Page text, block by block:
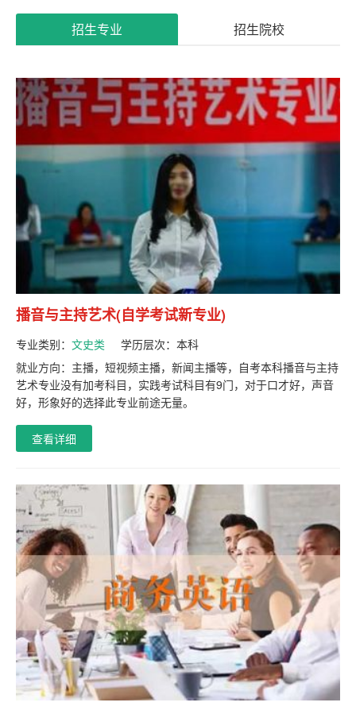
招生专业 招生院校
播音与主持艺术(自学考试新专业)
专业类别： 文史类 学历层次： 本科
就业方向：主播，短视频主播，新闻主播等，自考本科播音与主持
艺术专业没有加考科目，实践考试科目有9门，对于口才好，声音
好，形象好的选择此专业前途无量。
查看详细